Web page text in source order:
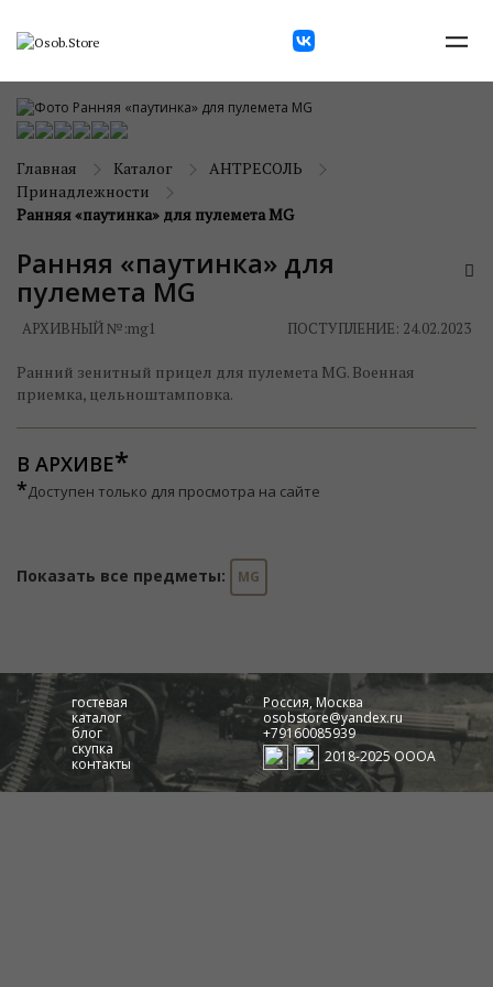
Главная Каталог
АНТРЕСОЛЬ
Принадлежности
Ранняя «паутинка» для пулемета MG
Ранняя «паутинка» для
пулемета MG
АРХИВНЫЙ №:mg1 ПОСТУПЛЕНИЕ: 24.02.2023
Ранний зенитный прицел для пулемета MG. Военная
приемка, цельноштамповка.
В АРХИВЕ
*Доступен только для просмотра на сайте
Показать все предметы: MG
гостевая
каталог
блог
скупка
контакты
Россия, Москва
osobstore@yandex.ru
+79160085939
2018-2025 ОООА